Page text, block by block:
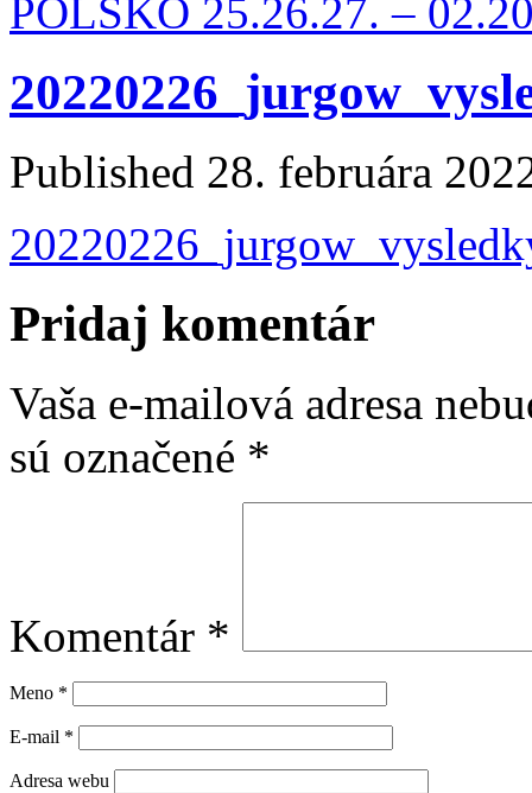
POLSKO 25.26.27. –
Published 28. februára
Pridaj komentár
Vaša e-mailová adresa
sú označené *
Komentár *
Meno *
E-mail *
Adresa webu